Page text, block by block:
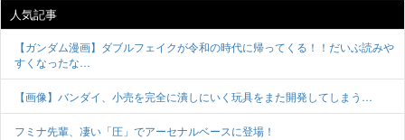
人気記事
【ガンダム漫画】ダブルフェイクが令和の時代に帰ってくる！！だいぶ読みや
すくなったな…
【画像】バンダイ、小売を完全に潰しにいく玩具をまた開発してしまう…
フミナ先輩、凄い「圧」でアーセナルベースに登場！